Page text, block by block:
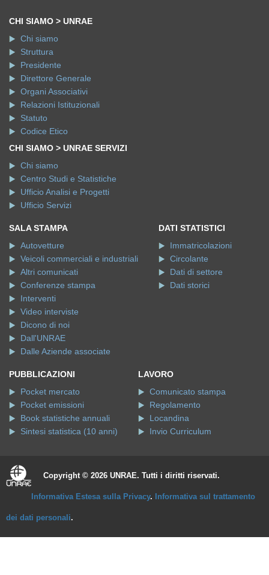
CHI SIAMO > UNRAE
Chi siamo
Struttura
Presidente
Direttore Generale
Organi Associativi
Relazioni Istituzionali
Statuto
Codice Etico
CHI SIAMO > UNRAE SERVIZI
Chi siamo
Centro Studi e Statistiche
Ufficio Analisi e Progetti
Ufficio Servizi
SALA STAMPA
Autovetture
Veicoli commerciali e industriali
Altri comunicati
Conferenze stampa
Interventi
Video interviste
Dicono di noi
Dall'UNRAE
Dalle Aziende associate
DATI STATISTICI
Immatricolazioni
Circolante
Dati di settore
Dati storici
PUBBLICAZIONI
Pocket mercato
Pocket emissioni
Book statistiche annuali
Sintesi statistica (10 anni)
LAVORO
Comunicato stampa
Regolamento
Locandina
Invio Curriculum
Copyright © 2026 UNRAE. Tutti i diritti riservati.
Informativa Estesa sulla Privacy. Informativa sul trattamento
dei dati personali.